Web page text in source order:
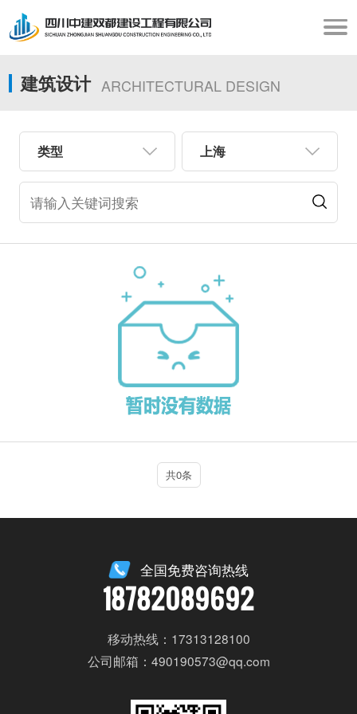
建筑设计 ARCHITECTURAL DESIGN
类型 上海
共0条
全国免费咨询热线
18782089692
移动热线：17313128100
公司邮箱：490190573@qq.com